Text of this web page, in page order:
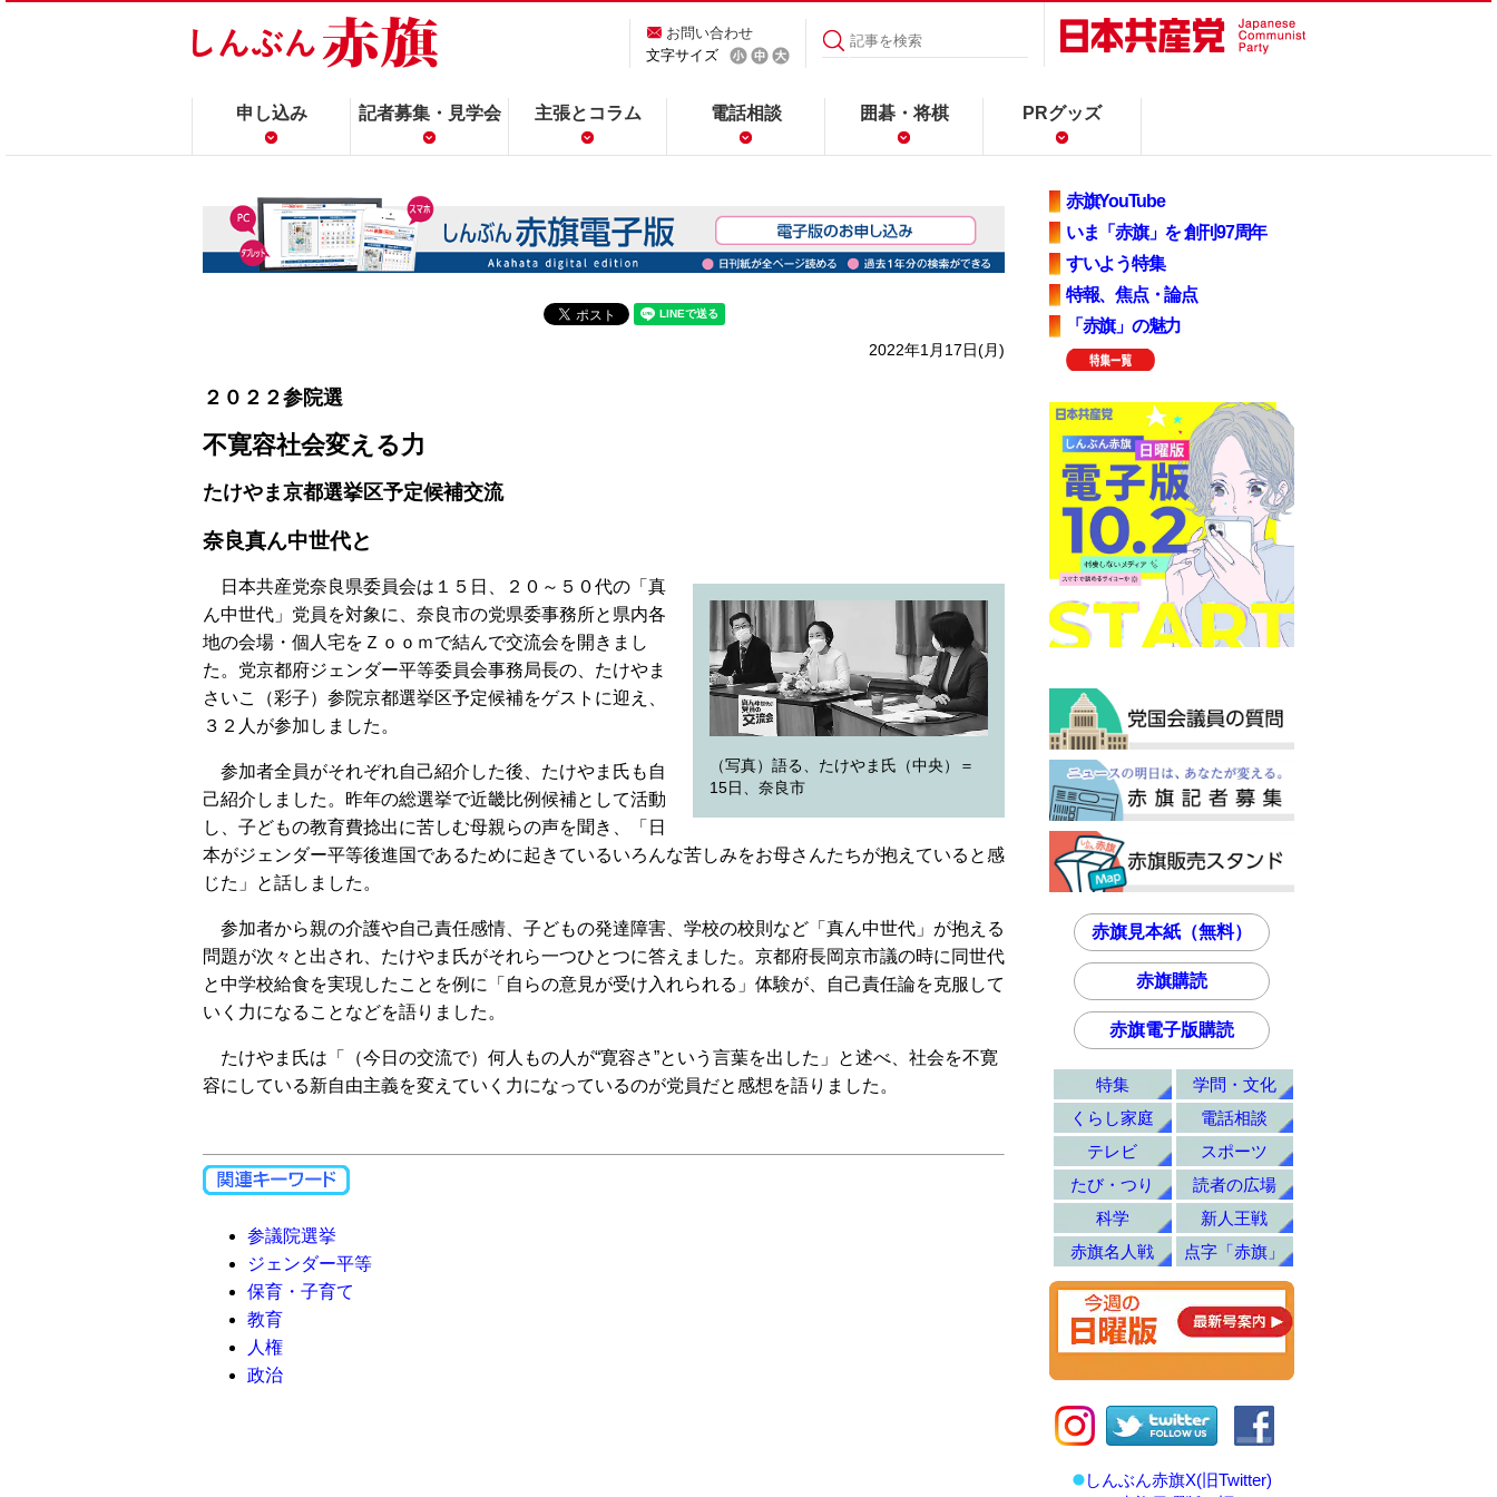
お問い合わせ
文字サイズ
申し込み 記者募集・見学会 主張とコラム 電話相談 囲碁・将棋 PRグッズ
2022年1月17日(月)
２０２２参院選
不寛容社会変える力
たけやま京都選挙区予定候補交流
奈良真ん中世代と
（写真）語る、たけやま氏（中央）＝
15日、奈良市
日本共産党奈良県委員会は１５日、２０～５０代の「真
ん中世代」党員を対象に、奈良市の党県委事務所と県内各
地の会場・個人宅をＺｏｏｍで結んで交流会を開きまし
た。党京都府ジェンダー平等委員会事務局長の、たけやま
さいこ（彩子）参院京都選挙区予定候補をゲストに迎え、
３２人が参加しました。
参加者全員がそれぞれ自己紹介した後、たけやま氏も自
己紹介しました。昨年の総選挙で近畿比例候補として活動
し、子どもの教育費捻出に苦しむ母親らの声を聞き、「日
本がジェンダー平等後進国であるために起きているいろんな苦しみをお母さんたちが抱えていると感
じた」と話しました。
参加者から親の介護や自己責任感情、子どもの発達障害、学校の校則など「真ん中世代」が抱える
問題が次々と出され、たけやま氏がそれら一つひとつに答えました。京都府長岡京市議の時に同世代
と中学校給食を実現したことを例に「自らの意見が受け入れられる」体験が、自己責任論を克服して
いく力になることなどを語りました。
たけやま氏は「（今日の交流で）何人もの人が“寛容さ”という言葉を出した」と述べ、社会を不寛
容にしている新自由主義を変えていく力になっているのが党員だと感想を語りました。
参議院選挙
ジェンダー平等
保育・子育て
教育
人権
政治
赤旗YouTube
いま「赤旗」を 創刊97周年
すいよう特集
特報、焦点・論点
「赤旗」の魅力
赤旗見本紙（無料）
赤旗購読
赤旗電子版購読
特集
学問・文化
くらし家庭
電話相談
テレビ
スポーツ
たび・つり
読者の広場
科学
新人王戦
赤旗名人戦
点字「赤旗」
しんぶん赤旗X(旧Twitter)